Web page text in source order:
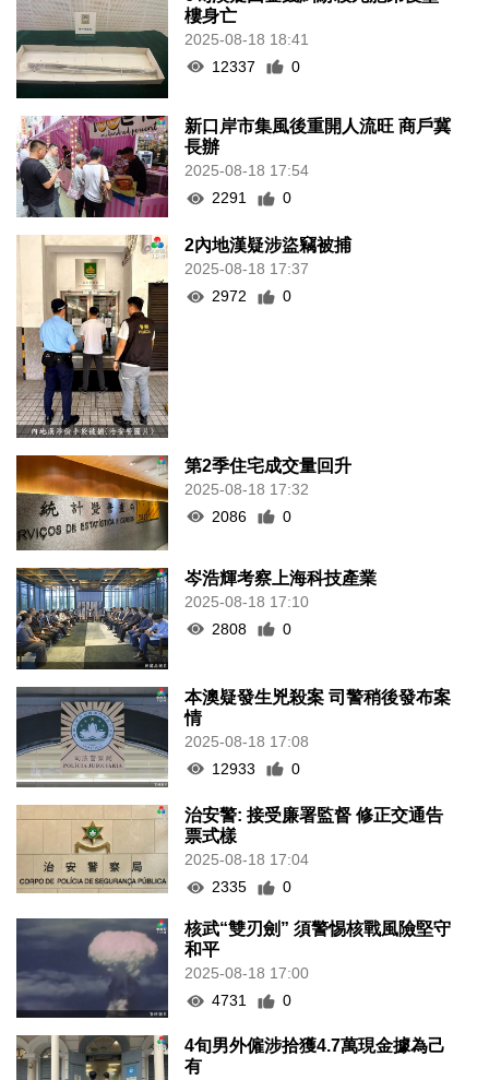
樓身亡
2025-08-18 18:41
12337
0
新口岸市集風後重開人流旺 商戶冀
長辦
2025-08-18 17:54
2291
0
2內地漢疑涉盜竊被捕
2025-08-18 17:37
2972
0
第2季住宅成交量回升
2025-08-18 17:32
2086
0
岑浩輝考察上海科技產業
2025-08-18 17:10
2808
0
本澳疑發生兇殺案 司警稍後發布案
情
2025-08-18 17:08
12933
0
治安警: 接受廉署監督 修正交通告
票式樣
2025-08-18 17:04
2335
0
核武“雙刃劍” 須警惕核戰風險堅守
和平
2025-08-18 17:00
4731
0
4旬男外僱涉拾獲4.7萬現金據為己
有